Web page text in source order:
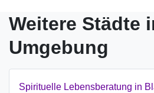
Weitere Städte
Umgebung
Spirituelle Lebensberatung in